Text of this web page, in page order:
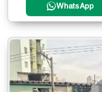
WhatsApp